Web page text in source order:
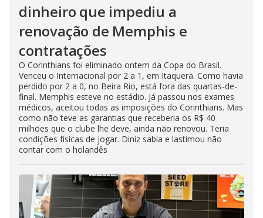
dinheiro que impediu a
renovação de Memphis e
contratações
O Corinthians foi eliminado ontem da Copa do Brasil.
Venceu o Internacional por 2 a 1, em Itaquera. Como havia
perdido por 2 a 0, no Beira Rio, está fora das quartas-de-
final. Memphis esteve no estádio. Já passou nos exames
médicos, aceitou todas as imposições do Corinthians. Mas
como não teve as garantias que receberia os R$ 40
milhões que o clube lhe deve, ainda não renovou. Teria
condições físicas de jogar. Diniz sabia e lastimou não
contar com o holandês